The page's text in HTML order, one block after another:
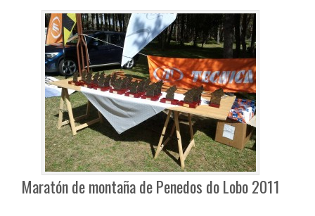
Maratón de montaña de Penedos do Lobo 2011